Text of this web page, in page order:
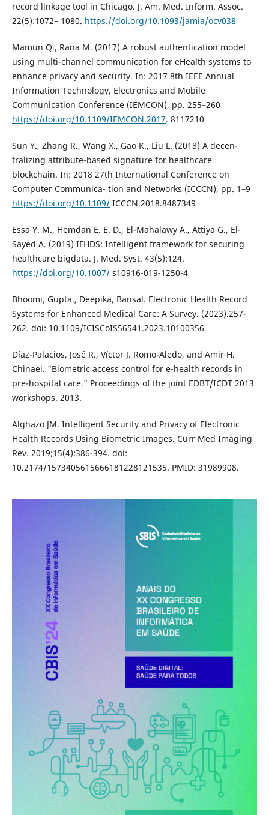
record linkage tool in Chicago. J. Am. Med. Inform. Assoc.
22(5):1072– 1080. https://doi.org/10.1093/jamia/ocv038
Mamun Q., Rana M. (2017) A robust authentication model
using multi-channel communication for eHealth systems to
enhance privacy and security. In: 2017 8th IEEE Annual
Information Technology, Electronics and Mobile
Communication Conference (IEMCON), pp. 255–260
https://doi.org/10.1109/IEMCON.2017. 8117210
Sun Y., Zhang R., Wang X., Gao K., Liu L. (2018) A decen-
tralizing attribute-based signature for healthcare
blockchain. In: 2018 27th International Conference on
Computer Communica- tion and Networks (ICCCN), pp. 1–9
https://doi.org/10.1109/ICCCN.2018.8487349
Essa Y. M., Hemdan E. E. D., El-Mahalawy A., Attiya G., El-
Sayed A. (2019) IFHDS: Intelligent framework for securing
healthcare bigdata. J. Med. Syst. 43(5):124.
https://doi.org/10.1007/s10916-019-1250-4
Bhoomi, Gupta., Deepika, Bansal. Electronic Health Record
Systems for Enhanced Medical Care: A Survey. (2023).257-
262. doi: 10.1109/ICISCoIS56541.2023.10100356
Díaz-Palacios, José R., Víctor J. Romo-Aledo, and Amir H.
Chinaei. "Biometric access control for e-health records in
pre-hospital care." Proceedings of the joint EDBT/ICDT 2013
workshops. 2013.
Alghazo JM. Intelligent Security and Privacy of Electronic
Health Records Using Biometric Images. Curr Med Imaging
Rev. 2019;15(4):386-394. doi:
10.2174/1573405615666181228121535. PMID: 31989908.